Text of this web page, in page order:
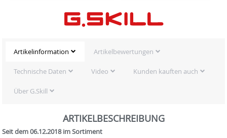
Artikelinformation Artikelbewertungen
Technische Daten Video Kunden kauften auch
Über G.Skill
ARTIKELBESCHREIBUNG
Seit dem 06.12.2018 im Sortiment